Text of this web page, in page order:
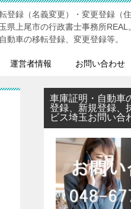
登録（名義変更）・変更登録（
県上尾市の行政書士事務所REAL
動車の移転登録、変更登録等。
運営者情報 お問い合わせ
車庫証明・自動車
登録、新規登録、
ビス埼玉お問い合